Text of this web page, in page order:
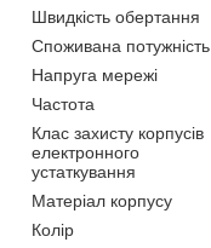
Швидкість обертання
Споживана потужність
Напруга мережі
Частота
Клас захисту корпусів
електронного
устаткування
Матеріал корпусу
Колір